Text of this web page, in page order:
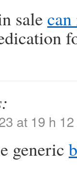
sale
at 19 h
generic